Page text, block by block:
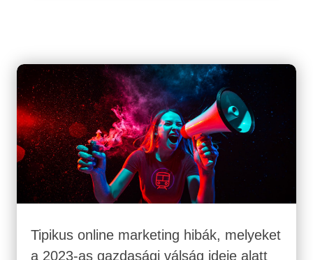
hosszú távú döntéseket. Ugyanis...
Tipikus online marketing hibák, melyeket
a 2023-as gazdasági válság ideje alatt